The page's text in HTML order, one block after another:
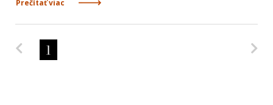
Prečítať viac
Predchádzajúca strana
1